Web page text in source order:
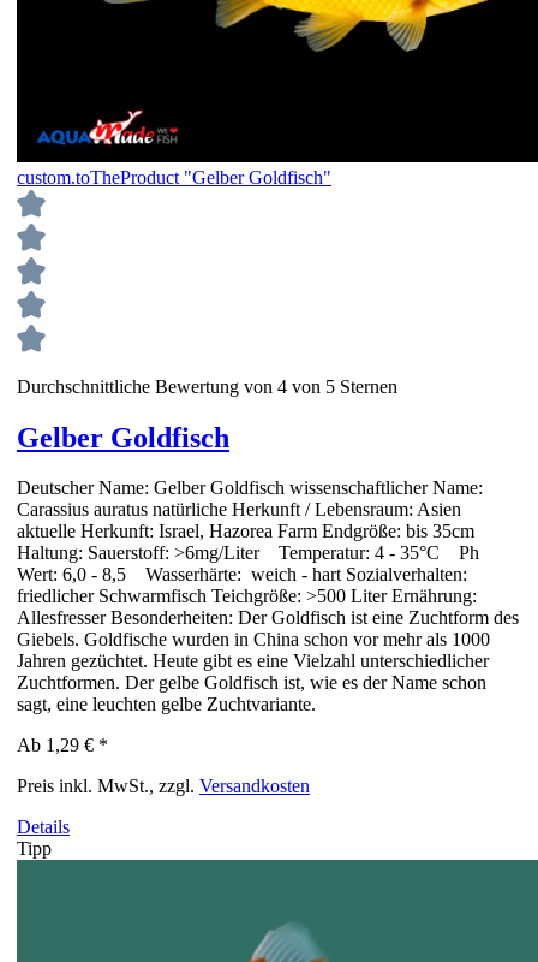
custom.toTheProduct "Gelber Goldfisch"
Durchschnittliche Bewertung von 4 von 5 Sternen
Gelber Goldfisch
Deutscher Name: Gelber Goldfisch wissenschaftlicher Name:
Carassius auratus natürliche Herkunft / Lebensraum: Asien
aktuelle Herkunft: Israel, Hazorea Farm Endgröße: bis 35cm
Haltung: Sauerstoff: >6mg/Liter Temperatur: 4 - 35°C Ph
Wert: 6,0 - 8,5 Wasserhärte: weich - hart Sozialverhalten:
friedlicher Schwarmfisch Teichgröße: >500 Liter Ernährung:
Allesfresser Besonderheiten: Der Goldfisch ist eine Zuchtform des
Giebels. Goldfische wurden in China schon vor mehr als 1000
Jahren gezüchtet. Heute gibt es eine Vielzahl unterschiedlicher
Zuchtformen. Der gelbe Goldfisch ist, wie es der Name schon
sagt, eine leuchten gelbe Zuchtvariante.
Ab 1,29 € *
Preis inkl. MwSt., zzgl. Versandkosten
Details
Tipp